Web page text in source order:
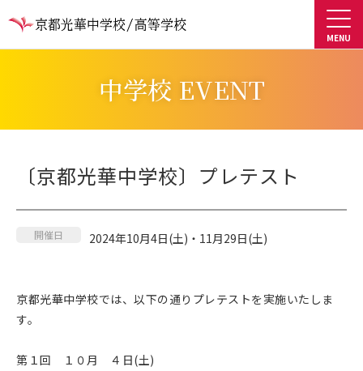
中学校 EVENT
〔京都光華中学校〕プレテスト
開催日 2024年10月4日(土)・11月29日(土)
京都光華中学校では、以下の通りプレテストを実施いたしま
す。
第１回 １０月 ４日(土)